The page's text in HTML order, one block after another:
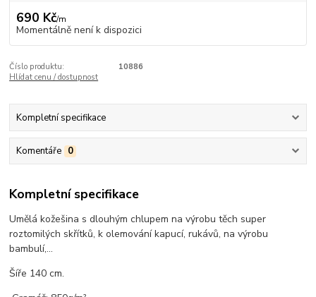
690 Kč/m
Momentálně není k dispozici
Číslo produktu:
10886
Hlídat cenu / dostupnost
Kompletní specifikace
Komentáře 0
Kompletní specifikace
Umělá kožešina s dlouhým chlupem na výrobu těch super
roztomilých skřítků, k olemování kapucí, rukávů, na výrobu
bambulí,...
Šíře 140 cm.